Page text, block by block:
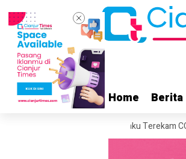
Home Berita
Home Berita
Cianjur Hilang, Aksi Pelaku Terekam CCTV